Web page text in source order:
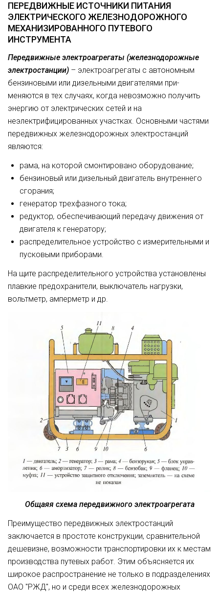
ПЕРЕДВИЖНЫЕ ИСТОЧНИКИ ПИТАНИЯ
ЭЛЕКТРИЧЕСКОГО ЖЕЛЕЗНОДОРОЖНОГО
МЕХАНИЗИРОВАННОГО ПУТЕВОГО
ИНСТРУМЕНТА
Передвижные электроагрегаты (железнодорожные
электростанции) – электроагрегаты с автономным
бензиновыми или дизельными двигателями при­
меняются в тех случаях, когда невоз­можно получить
энергию от элек­трических сетей и на
неэлектрифицированных участках. Основными час­тями
передвижных железнодорожных электростанций
являются:
рама, на кото­рой смонтировано оборудование;
бензиновый или дизельный двигатель внутреннего
сгорания;
генератор трехфазного тока;
редуктор, обеспечивающий передачу движения от
двигателя к генератору;
распределительное уст­ройство с измерительными и
пус­ковыми приборами.
На щите распределительного уст­ройства установлены
плавкие предо­хранители, выключатель нагрузки,
вольтметр, амперметр и др.
Общаяя схема передвижного электроагрегата
Преимущество передвижных электростанций
заключается в прос­тоте конструкции, сравнительной
дешевизне, возможности транспортировки их к местам
произ­водства путевых работ. Этим объяс­няется их
широкое распространение не только в подразделениях
ОАО "РЖД", но и среди всех железнодорожных